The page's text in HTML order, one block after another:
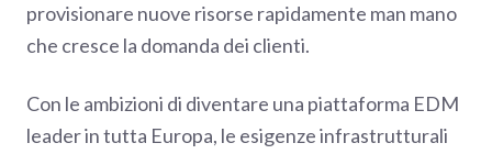
provisionare nuove risorse rapidamente man mano
che cresce la domanda dei clienti.
Con le ambizioni di diventare una piattaforma EDM
leader in tutta Europa, le esigenze infrastrutturali